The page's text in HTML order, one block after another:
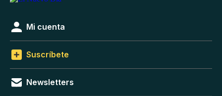
Mi cuenta
Suscríbete
Newsletters